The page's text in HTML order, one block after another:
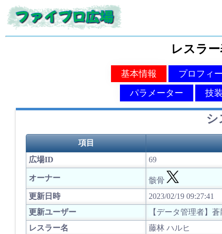
レスラ
基本情報
プロフィ
パラメーター
技
シ
項目
広場ID
69
オーナー
骸骨
更新日時
2023/02/19 09:27:41
更新ユーザー
【データ管理者】蒼
レスラー名
藤林 ハルヒ